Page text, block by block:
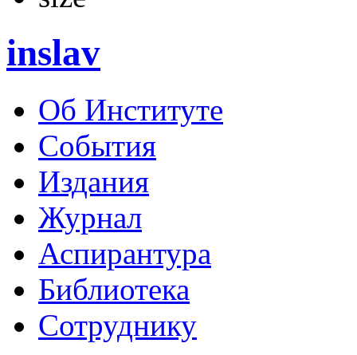
inslav
Об Институте
События
Издания
Журнал
Аспирантура
Библиотека
Сотруднику